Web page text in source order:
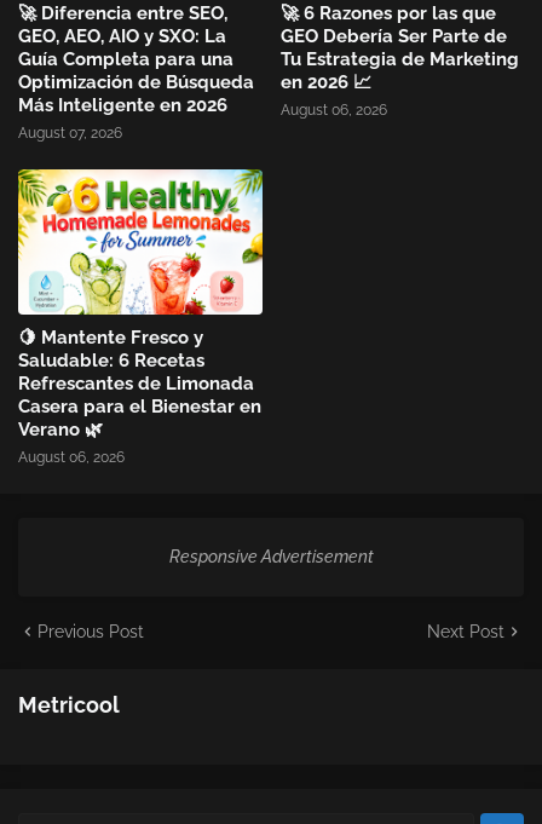
🚀 Diferencia entre SEO,
GEO, AEO, AIO y SXO: La
Guía Completa para una
Optimización de Búsqueda
Más Inteligente en 2026
August 07, 2026
🚀 6 Razones por las que
GEO Debería Ser Parte de
Tu Estrategia de Marketing
en 2026 📈
August 06, 2026
🍋 Mantente Fresco y
Saludable: 6 Recetas
Refrescantes de Limonada
Casera para el Bienestar en
Verano 🌿
August 06, 2026
Responsive Advertisement
Previous Post Next Post
Metricool